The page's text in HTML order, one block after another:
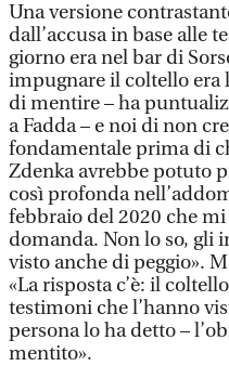
Una versione
dall’accusa in base alle
giorno era nel bar di
impugnare il coltello era
di mentire – ha
a Fadda – e noi di non
fondamentale prima di
Zdenka avrebbe potuto
così profonda
febbraio del 2020 che mi
domanda. Non lo so, gli
visto anche di peggio».
«La risposta c’è: il
testimoni che l’hanno
persona lo ha detto –
mentito».